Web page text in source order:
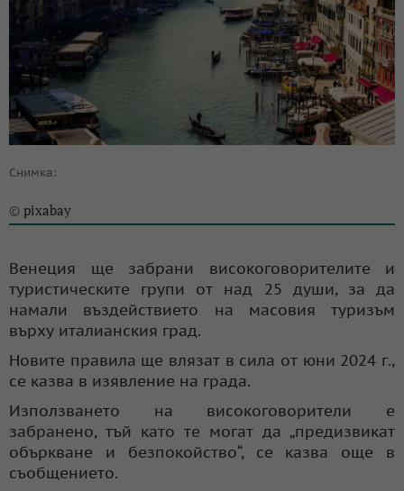
Снимка:
© pixabay
Венеция ще забрани високоговорителите и
туристическите групи от над 25 души, за да
намали въздействието на масовия туризъм
върху италианския град.
Новите правила ще влязат в сила от юни 2024 г.,
се казва в изявление на града.
Използването на високоговорители е
забранено, тъй като те могат да „предизвикат
объркване и безпокойство“, се казва още в
съобщението.